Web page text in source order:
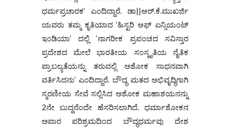
ಧರ್ಮಪ್ರಚಾರಕ’ ಎಂದಿದ್ದಾರೆ. ಡಾ||ಆರ್.ಕೆ.ಮುಖರ್ಜಿ
ಯವರು ತಮ್ಮ ಕೃತಿಯಾದ ‘ಹಿಸ್ಟರಿ ಆಫ್ ಏನ್ಸಿಯಂಟ್
ಇಂಡಿಯಾ’ ದಲ್ಲಿ ‘ನಾಗರೀಕ ಪ್ರಪಂಚದ ಸವಿಸ್ತಾರ
ಪ್ರದೇಶದ ಮೇಲೆ ಭಾರತೀಯ ಸಂಸ್ಕೃತಿಯ ನೈತಿಕ
ಪ್ರಾಬಲ್ಯತೆಯನ್ನು ತರುವಲ್ಲಿ ಅಶೋಕ ಸಾಧನವಾಗಿ
ವರ್ತಿಸಿದನು’ ಎಂದಿದ್ದಾರೆ. ಬೌದ್ಧ ಮತದ ಅಭಿವೃದ್ಧಿಗಾಗಿ
ಸ್ಮರಣೀಯ ಸೇವೆ ಸಲ್ಲಿಸಿದ ಅಶೋಕ ಮಹಾಶಯನನ್ನು
2ನೇ ಬುದ್ದನೆಂದೇ ಹೆಸರಿಸಲಾಗಿದೆ. ಧರ್ಮಾಶೋಕನ
ಅಪಾರ ಪರಿಶ್ರಮದಿಂದ ಬೌದ್ಧಧರ್ಮವು ದೇಶ